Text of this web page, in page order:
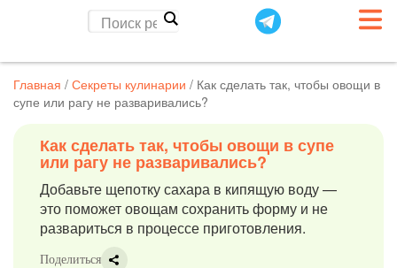
Главная / Секреты кулинарии / Как сделать так, чтобы овощи в
супе или рагу не разваривались?
Как сделать так, чтобы овощи в супе
или рагу не разваривались?
Добавьте щепотку сахара в кипящую воду —
это поможет овощам сохранить форму и не
развариться в процессе приготовления.
Поделиться